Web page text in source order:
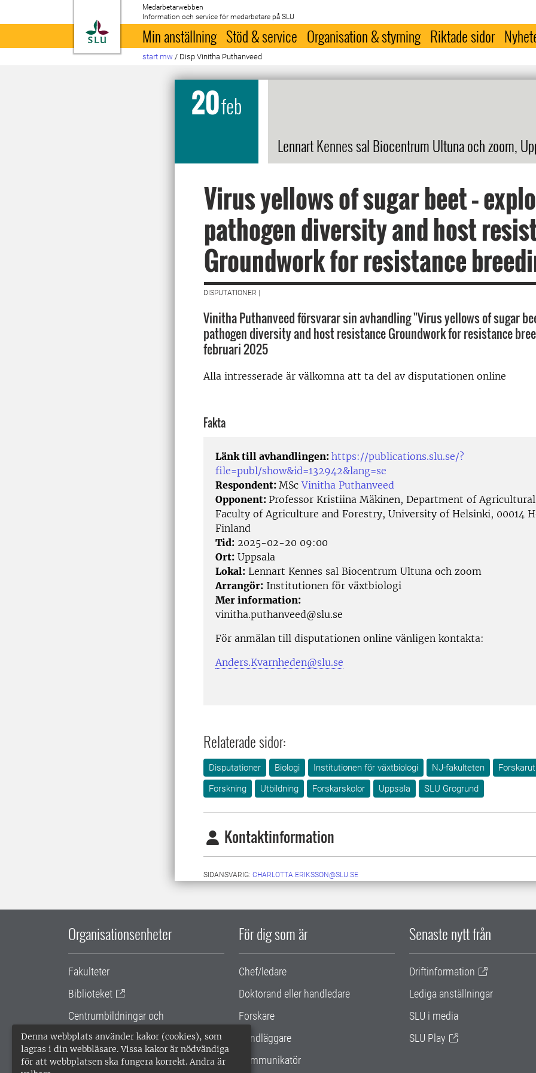
Denna webbplats använder kakor (cookies), som
lagras i din webbläsare. Vissa kakor är nödvändiga
för att webbplatsen ska fungera korrekt. Andra är
Till startsida
Medarbetarwebben
Information och service för medarbetare på SLU
Min anställning Stöd & service Organisation & styrning Riktade sidor
start mw / Disp Vinitha Puthanveed
20feb
Lennart Kennes sal Biocentrum Ultuna och zoom,
Virus yellows of sugar beet –
pathogen diversity and host
Groundwork for resistance
DISPUTATIONER |
Vinitha Puthanveed försvarar sin avhandling "Virus yellows of sugar
pathogen diversity and host resistance Groundwork for resistance
februari 2025
Alla intresserade är välkomna att ta del av disputationen online
Fakta
Länk till avhandlingen: https://publications.slu.se/?
file=publ/show&id=132942&lang=se
Respondent: MScVinitha Puthanveed
Opponent: Professor Kristiina Mäkinen, Department of Agricultural
Faculty of Agriculture and Forestry, University of Helsinki, 00014
Finland
Tid: 2025-02-20 09:00
Ort: Uppsala
Lokal: Lennart Kennes sal Biocentrum Ultuna och zoom
Arrangör: Institutionen för växtbiologi
Mer information:
vinitha.puthanveed@slu.se
För anmälan till disputationen online vänligen kontakta:
Anders.Kvarnheden@slu.se
Relaterade sidor:
Disputationer Biologi Institutionen för växtbiologi NJ-fakulteten
Forskning
Utbildning Forskarskolor Uppsala SLU Grogrund
Kontaktinformation
SIDANSVARIG: CHARLOTTA.ERIKSSON@SLU.SE
Organisationsenheter
Fakulteter
Biblioteket
Centrumbildningar och
samarbetsprojekt
Gemensamma verksamhetsstödet
För dig som är
Chef/ledare
Doktorand eller handledare
Forskare
Handläggare
Kommunikatör
Senaste nytt från
Driftinformation
Lediga anställningar
SLU i media
SLU Play